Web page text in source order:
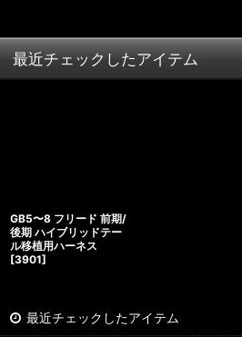
最近チェックしたアイテム
GB5〜8 フリード 前期/
後期 ハイブリッドテー
ル移植用ハーネス
[3901]
最近チェックしたアイテム